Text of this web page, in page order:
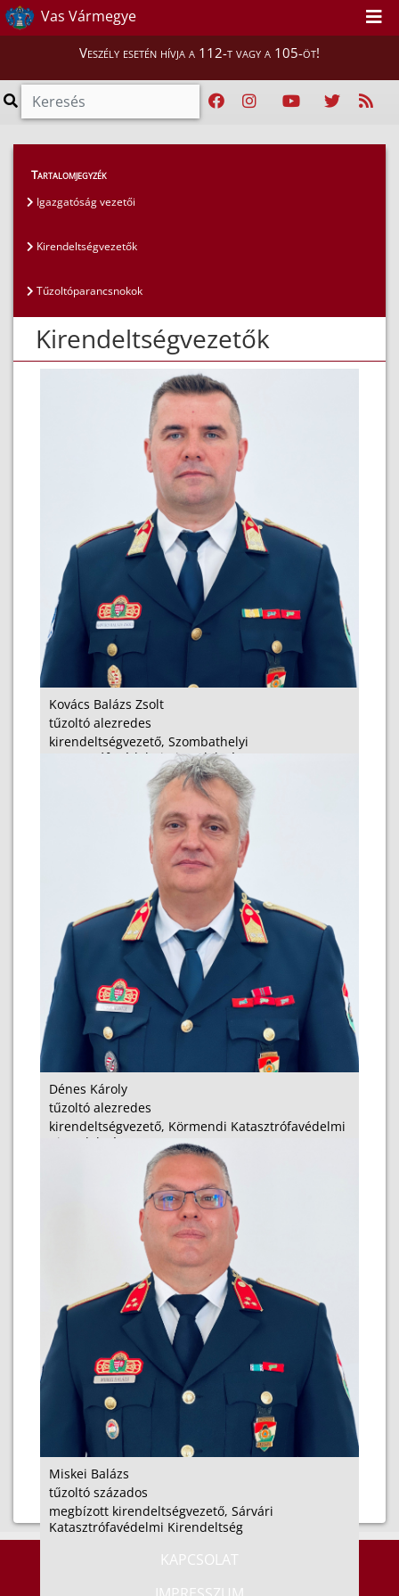
Vas Vármegye
Veszély esetén hívja a 112-t vagy a 105-öt!
Magunkról
Kirendeltségvezetők
Tartalomjegyzék
Igazgatóság vezetői
Kirendeltségvezetők
Tűzoltóparancsnokok
Kirendeltségvezetők
Kovács Balázs Zsolt
tűzoltó alezredes
kirendeltségvezető, Szombathelyi
Katasztrófavédelmi Kirendeltség
Dénes Károly
tűzoltó alezredes
kirendeltségvezető, Körmendi Katasztrófavédelmi
Kirendeltség
Miskei Balázs
tűzoltó százados
megbízott kirendeltségvezető, Sárvári
Katasztrófavédelmi Kirendeltség
KAPCSOLAT